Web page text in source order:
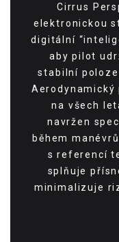
Cirrus
elektronickou
digitální
aby pilot
stabilní
Aerodynamický
na všech
navržen
během
s referencí
splňuje
minimalizuje